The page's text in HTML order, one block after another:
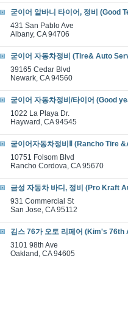
굳이어 알바니 타이어, 정비 (Good
431 San Pablo Ave
Albany, CA 94706
굳이어 자동차정비 (Tire& Auto
39165 Cedar Blvd
Newark, CA 94560
굳이어 자동차정비/타이어 (Good
1022 La Playa Dr.
Hayward, CA 94545
굳이어자동차정비Ⅱ (Rancho Tire
10751 Folsom Blvd
Rancho Cordova, CA 95670
금성 자동차 바디, 정비 (Pro Kraft
931 Commercial St
San Jose, CA 95112
김스 76가 오토 리페어 (Kim's 76th
3101 98th Ave
Oakland, CA 94605